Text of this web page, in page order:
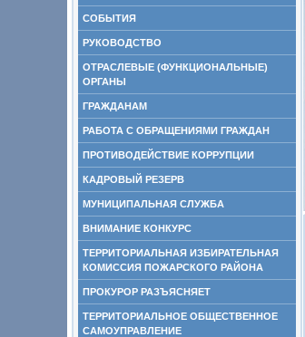
СОБЫТИЯ
РУКОВОДСТВО
ОТРАСЛЕВЫЕ (ФУНКЦИОНАЛЬНЫЕ)
ОРГАНЫ
ГРАЖДАНАМ
РАБОТА С ОБРАЩЕНИЯМИ ГРАЖДАН
ПРОТИВОДЕЙСТВИЕ КОРРУПЦИИ
КАДРОВЫЙ РЕЗЕРВ
МУНИЦИПАЛЬНАЯ СЛУЖБА
ВНИМАНИЕ КОНКУРС
ТЕРРИТОРИАЛЬНАЯ ИЗБИРАТЕЛЬНАЯ
КОМИССИЯ ПОЖАРСКОГО РАЙОНА
ПРОКУРОР РАЗЪЯСНЯЕТ
ТЕРРИТОРИАЛЬНОЕ ОБЩЕСТВЕННОЕ
САМОУПРАВЛЕНИЕ